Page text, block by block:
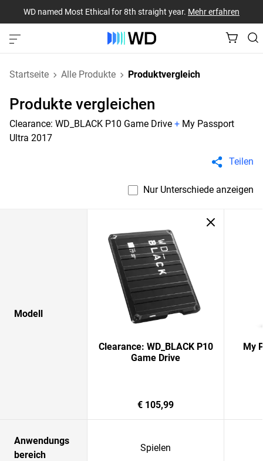
WD named Most Ethical for 8th straight year. Mehr erfahren
Startseite Alle Produkte Produktvergleich
Produkte vergleichen
Clearance: WD_BLACK P10 Game Drive + My Passport
Ultra 2017
Teilen
Nur Unterschiede anzeigen
Modell
Clearance: WD_BLACK P10
Game Drive
€ 105,99
My
Anwendungs
bereich
Spielen